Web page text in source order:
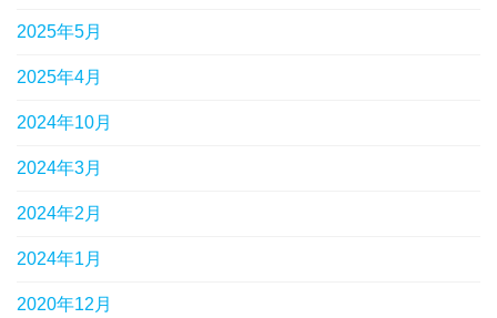
2025年5月
2025年4月
2024年10月
2024年3月
2024年2月
2024年1月
2020年12月